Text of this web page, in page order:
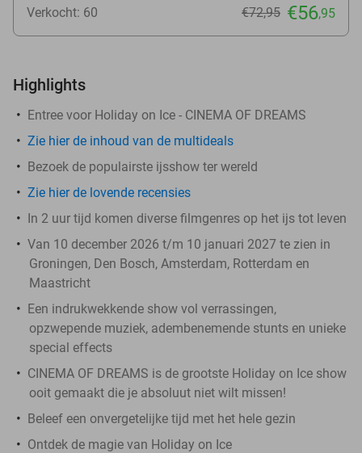
Verkocht: 60 €72,95 €56,95
Highlights
Entree voor Holiday on Ice - CINEMA OF DREAMS
Zie hier de inhoud van de multideals
Bezoek de populairste ijsshow ter wereld
Zie hier de lovende recensies
In 2 uur tijd komen diverse filmgenres op het ijs tot leven
Van 10 december 2026 t/m 10 januari 2027 te zien in
Groningen, Den Bosch, Amsterdam, Rotterdam en
Maastricht
Een indrukwekkende show vol verrassingen,
opzwepende muziek, adembenemende stunts en unieke
special effects
CINEMA OF DREAMS is de grootste Holiday on Ice show
ooit gemaakt die je absoluut niet wilt missen!
Beleef een onvergetelijke tijd met het hele gezin
Ontdek de magie van Holiday on Ice